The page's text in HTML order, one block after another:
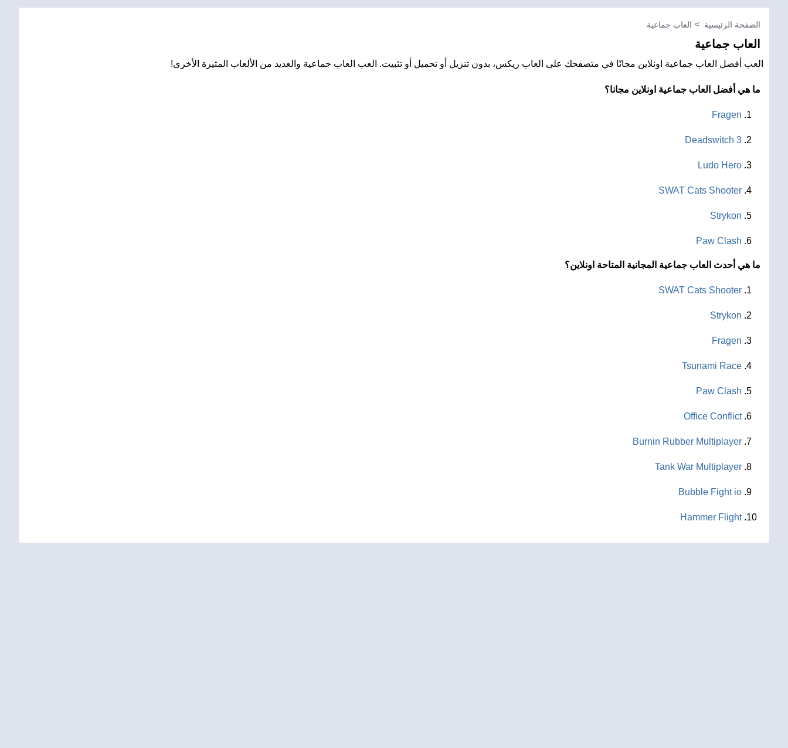
الصفحة الرئيسية العاب جماعية
العاب جماعية
العب أفضل العاب جماعية اونلاين مجانًا في متصفحك على العاب ريكس، بدون تنزيل أو تحميل أو تثبيت. العب العاب جماعية والعديد من الألعاب المثيرة الأخرى!
ما هي أفضل العاب جماعية اونلاين مجانا؟
Fragen
Deadswitch 3
Ludo Hero
SWAT Cats Shooter
Strykon
Paw Clash
ما هي أحدث العاب جماعية المجانية المتاحة اونلاين؟
SWAT Cats Shooter
Strykon
Fragen
Tsunami Race
Paw Clash
Office Conflict
Burnin Rubber Multiplayer
Tank War Multiplayer
Bubble Fight io
Hammer Flight